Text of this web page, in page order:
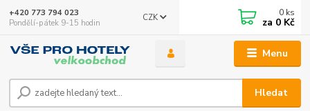
Menu
CZK
Hledat
+420 773 794 023
Pondělí-pátek 9-15 hodin
0 ks
za 0 Kč